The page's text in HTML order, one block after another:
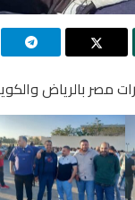
مصر بالرياض